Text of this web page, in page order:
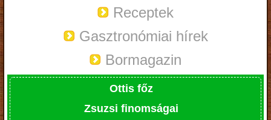
Receptek
Gasztronómiai hírek
Bormagazin
Ottis főz
Zsuzsi finomságai